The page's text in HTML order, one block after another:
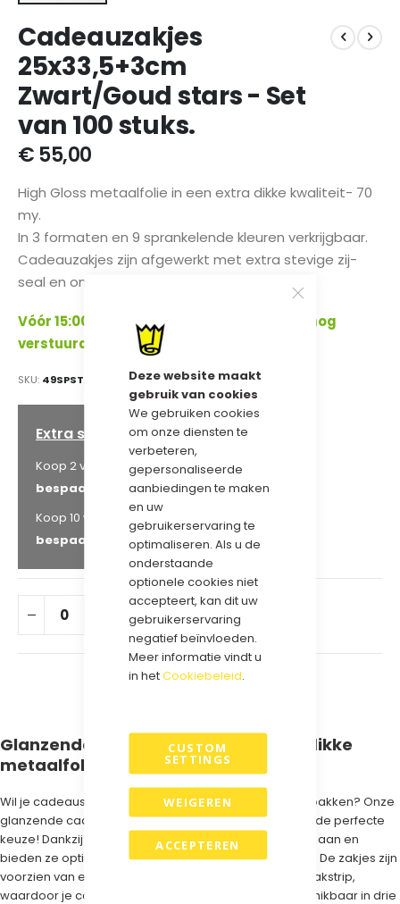
Deze website maakt
gebruik van cookies
We gebruiken cookies
om onze diensten te
verbeteren,
gepersonaliseerde
aanbiedingen te maken
en uw
gebruikerservaring te
optimaliseren. Als u de
onderstaande
optionele cookies niet
accepteert, kan dit uw
gebruikerservaring
negatief beïnvloeden.
Meer informatie vindt u
in hetCookiebeleid.
ACCEPTEREN
CUSTOM
SETTINGS
WEIGEREN
naar
het
begin
van
de
afbeeldingen-
gallerij
Cadeauzakjes
25x33,5+3cm
Zwart/Goud stars - Set
van 100 stuks.
€ 55,00
High Gloss metaalfolie in een extra dikke kwaliteit- 70
my.
In 3 formaten en 9 sprankelende kleuren verkrijgbaar.
Cadeauzakjes zijn afgewerkt met extra stevige zij-
seal en omslag met handige plakstrip.
Vóór 15:00 uur besteld, dezelfde werkdag nog
verstuurd!
SKU 49SPSTAR2533BG
Extra staffelkorting
Koop 2 voor € 52,25
en
bespaar
Koop 10 voor
€ 49,50
bespaar
IN WINKELWAGEN
Glanzende cadeauzakjes van extra dikke
metaalfolie – luxe & duurzaam
Wil je cadeaus op een opvallende en luxe manier verpakken? Onze
glanzende cadeauzakjes van metaalfolie (70 my) zijn de perfecte
keuze! Dankzij de extra dikke kwaliteit voelen ze stevig aan en
bieden ze optimale bescherming voor je geschenken. De zakjes zijn
voorzien van een stevige zij-seal en een praktische plakstrip,
waardoor je cadeaus snel en netjes verpakt zijn. Beschikbaar in drie